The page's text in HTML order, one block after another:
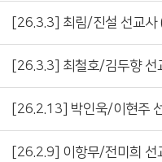
[26.3.3] 최림/진설 선교사
[26.3.3] 최철호/김두향 선
[26.2.13] 박인욱/이현주
[26.2.9] 이항무/전미희 선